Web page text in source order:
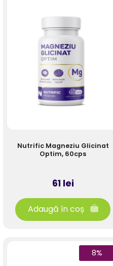
Nutrific Magneziu Glicinat
Optim, 60cps
61 lei
Adaugă în coș
8%